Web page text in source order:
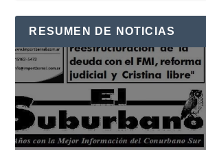
RESUMEN DE NOTICIAS
Reproductor
de
vídeo